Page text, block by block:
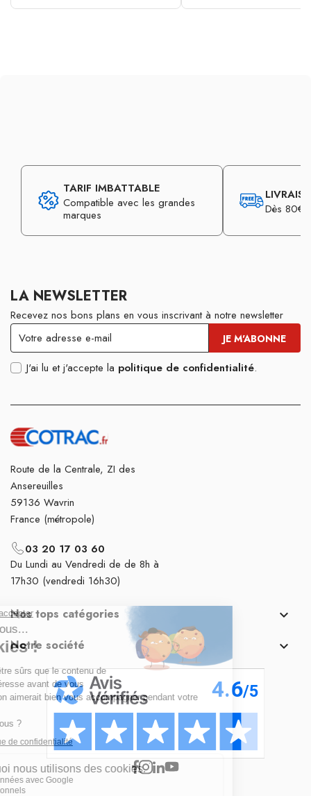
TARIF IMBATTABLE
Compatible avec les grandes
marques
Dès 80€
LA NEWSLETTER
Recevez nos bons plans en vous inscrivant à notre newsletter
J'ai lu et j'accepte la politique de confidentialité.
Route de la Centrale, ZI des
Ansereuilles
59136 Wavrin
France (métropole)
03 20 17 03 60
Du Lundi au Vendredi de de 8h à
17h30 (vendredi 16h30)
Nos tops catégories 
Notre société 